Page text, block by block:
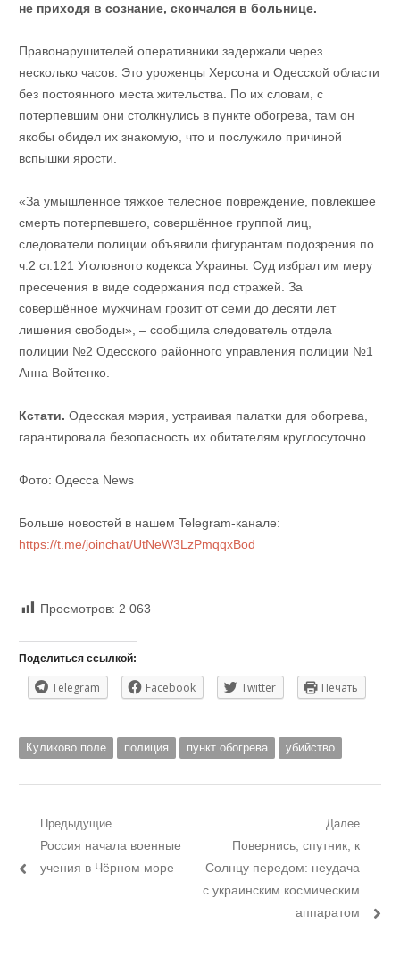
не приходя в сознание, скончался в больнице.
Правонарушителей оперативники задержали через
несколько часов. Это уроженцы Херсона и Одесской области
без постоянного места жительства. По их словам, с
потерпевшим они столкнулись в пункте обогрева, там он
якобы обидел их знакомую, что и послужило причиной
вспышки ярости.
«За умышленное тяжкое телесное повреждение, повлекшее
смерть потерпевшего, совершённое группой лиц,
следователи полиции объявили фигурантам подозрения по
ч.2 ст.121 Уголовного кодекса Украины. Суд избрал им меру
пресечения в виде содержания под стражей. За
совершённое мужчинам грозит от семи до десяти лет
лишения свободы», – сообщила следователь отдела
полиции №2 Одесского районного управления полиции №1
Анна Войтенко.
Кстати. Одесская мэрия, устраивая палатки для обогрева,
гарантировала безопасность их обитателям круглосуточно.
Фото: Одесса News
Больше новостей в нашем Telegram-канале:
https://t.me/joinchat/UtNeW3LzPmqqxBod
Просмотров: 2 063
Поделиться ссылкой:
Telegram Facebook Twitter Печать
Куликово поле полиция пункт обогрева убийство
Навигация
по
Предыдущие
Предыдущий
пост:
Россия начала военные
учения в Чёрном море
Далее
Следующий
пост:
Повернись, спутник, к
Солнцу передом: неудача
с украинским космическим
аппаратом